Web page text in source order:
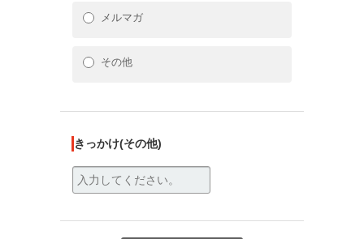
メルマガ
その他
きっかけ(その他)